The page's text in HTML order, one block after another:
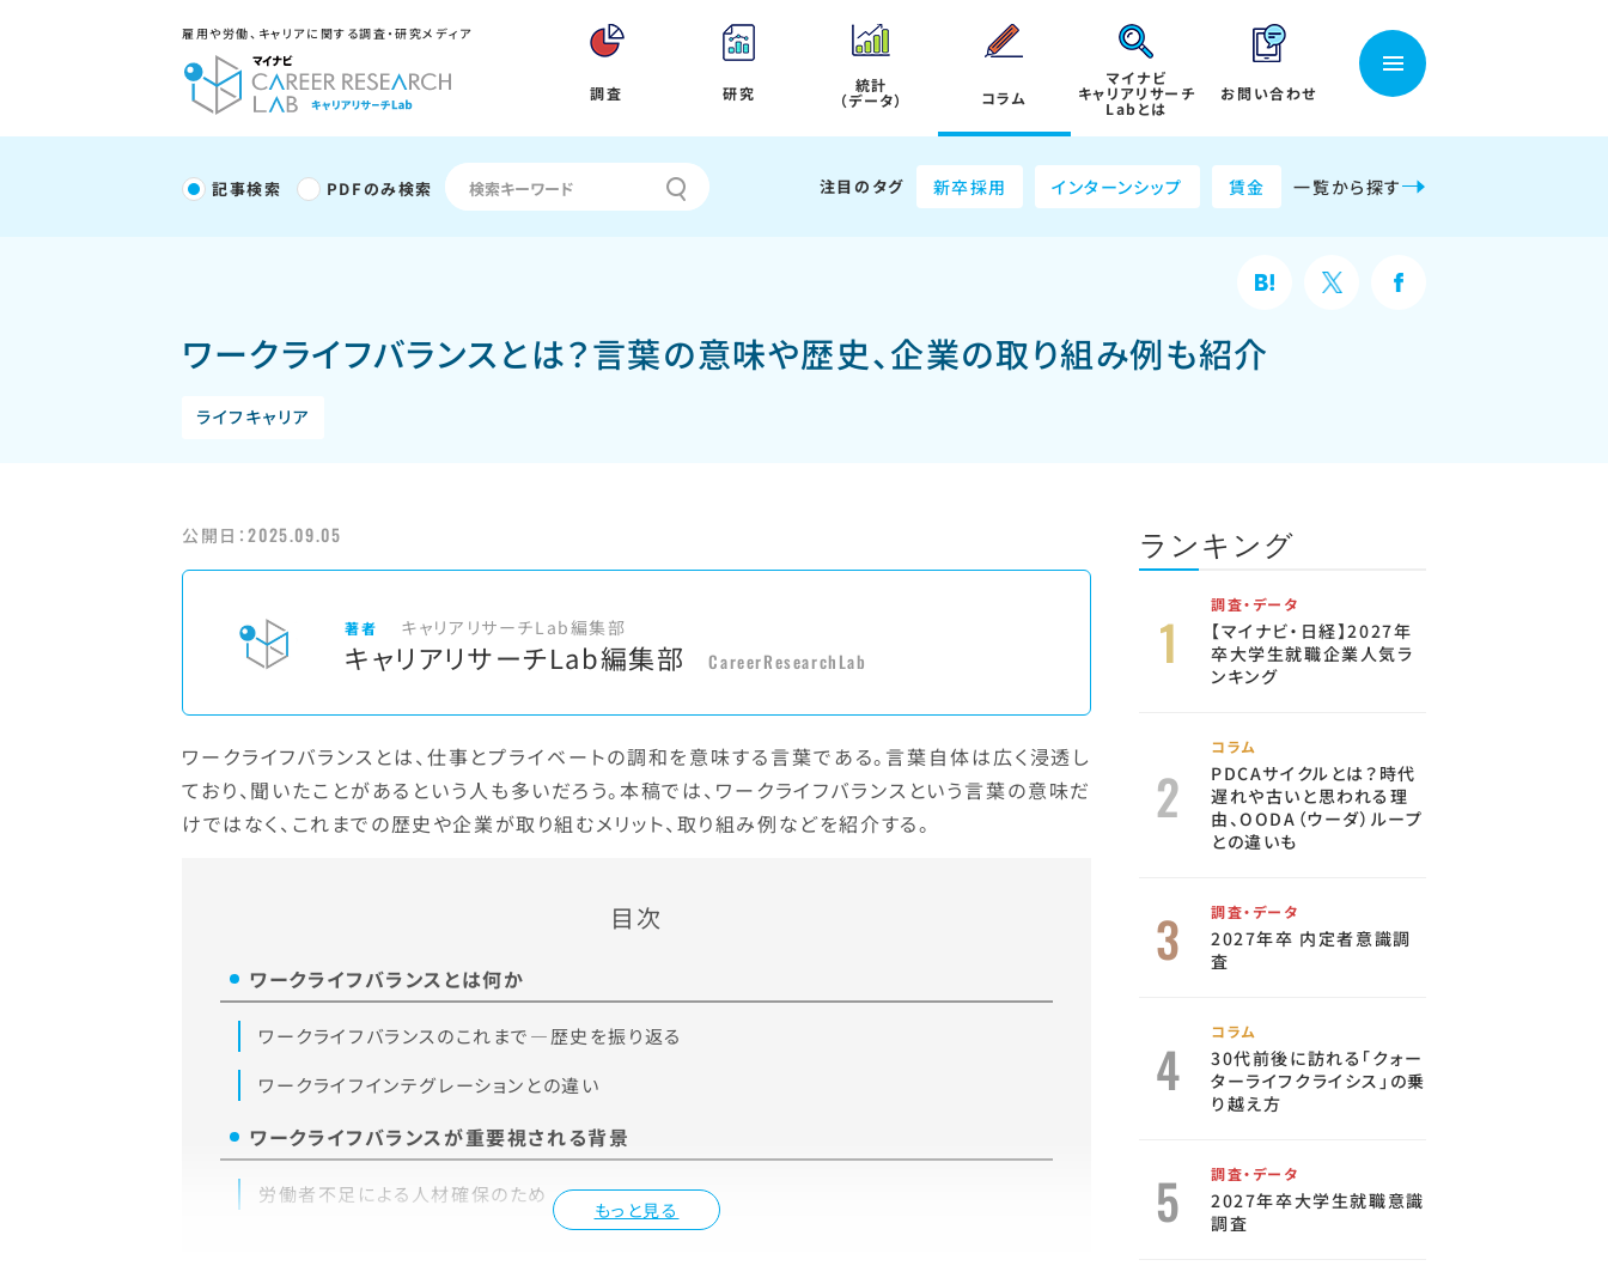
雇用や労働、キャリアに関する調査・研究メディア
調査 研究 統計
（データ） コラム
マイナビ
キャリアリサーチ
Labとは
お問い合わせ
記事検索 PDFのみ検索 注目のタグ 新卒採用 インターンシップ 賃金 一覧から探す
ワークライフバランスとは？言葉の意味や歴史、企業の取り組み例も紹介
ライフキャリア
公開日：2025.09.05
著者 キャリアリサーチLab編集部
キャリアリサーチLab編集部 CareerResearchLab
ワークライフバランスとは、仕事とプライベートの調和を意味する言葉である。言葉自体は広く浸透し
ており、聞いたことがあるという人も多いだろう。本稿では、ワークライフバランスという言葉の意味だ
けではなく、これまでの歴史や企業が取り組むメリット、取り組み例などを紹介する。
目次
もっと見る
ワークライフバランスとは何か
ワークライフバランスのこれまで―歴史を振り返る
ワークライフインテグレーションとの違い
ワークライフバランスが重要視される背景
労働者不足による人材確保のため
ランキング
調査・データ
【マイナビ・日経】2027年
卒大学生就職企業人気ラ
ンキング
コラム
PDCAサイクルとは？時代
遅れや古いと思われる理
由、OODA（ウーダ）ループ
との違いも
調査・データ
2027年卒 内定者意識調
査
コラム
30代前後に訪れる「クォー
ターライフクライシス」の乗
り越え方
調査・データ
2027年卒大学生就職意識
調査